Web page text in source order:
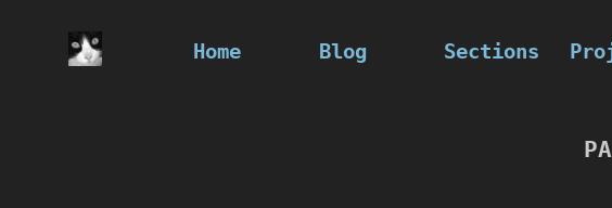
Home Blog Sections